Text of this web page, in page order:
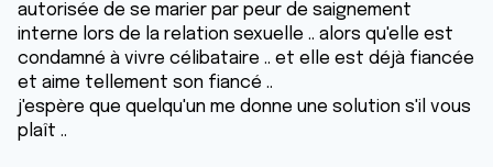
autorisée de se marier par peur de saignement
interne lors de la relation sexuelle .. alors qu'elle est
condamné à vivre célibataire .. et elle est déjà fiancée
et aime tellement son fiancé ..
j'espère que quelqu'un me donne une solution s'il vous
plaît ..